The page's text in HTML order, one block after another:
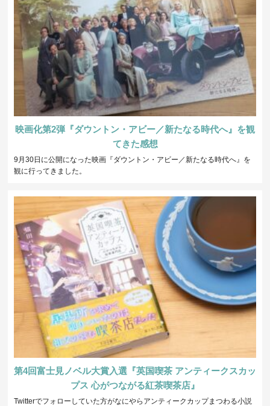
映画化第2弾『ダウントン・アビー／新たなる時代へ』を観
てきた感想
9月30日に公開になった映画『ダウントン・アビー／新たなる時代へ』を
観に行ってきました。
第4回富士見ノベル大賞入選『英国喫茶 アンティークスカッ
プス 心がつながる紅茶喫茶店』
Twitterでフォローしていた方がなにやらアンティークカップまつわる小説